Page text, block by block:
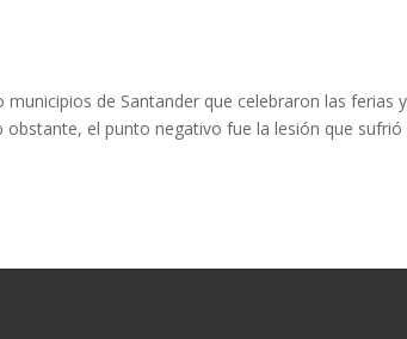
de Santander que celebraron las ferias y
el punto negativo fue la lesión que sufrió